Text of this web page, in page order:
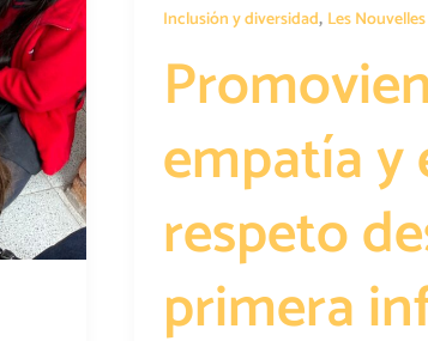
Inclusión y diversidad, Les Nouvelles
empatía y
respeto
primera